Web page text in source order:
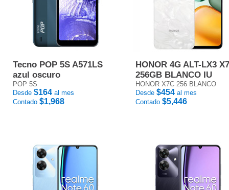
Tecno POP 5S A571LS
azul oscuro
POP 5S
Desde $164 al mes
Contado $1,968
HONOR 4G ALT-LX3
256GB BLANCO IU
HONOR X7C 256 BLANCO
Desde $454 al mes
Contado $5,446